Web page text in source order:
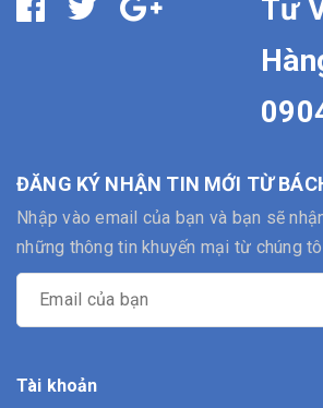
Tư
ĐĂNG KÝ NHẬN TIN MỚI TỪ
Nhập vào email của bạn và bạn sẽ
những thông tin khuyến mại từ chúng
Tài khoản